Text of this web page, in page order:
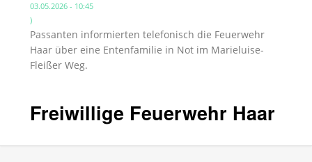
03.05.2026 - 10:45
)
Passanten informierten telefonisch die Feuerwehr
Haar über eine Entenfamilie in Not im Marieluise-
Fleißer Weg.
Freiwillige Feuerwehr Haar